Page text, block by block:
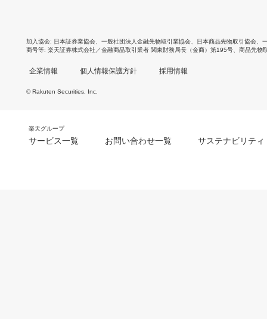
加入協会 日本証券業協会 一般社団法人金融先物取引業協会 日本商品先物取引協会
商号等 楽天証券株式会社／金融商品取引業者 関東財務局長（金商）第195号、商品先物
企業情報 個人情報保護方針 採用情報
© Rakuten Securities, Inc.
楽天グループ
サービス一覧 お問い合わせ一覧 サステナビリティ